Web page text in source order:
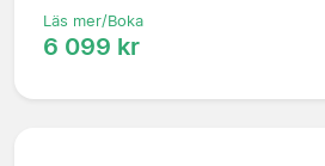
Läs mer/Boka
6 099 kr